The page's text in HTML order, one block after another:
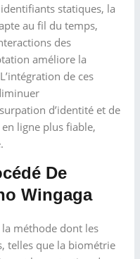
statiques, la
au fil du temps,
des
améliore la
de ces
d’identité et de
ligne plus fiable,
De
Wingaga
méthode dont les
telles que la biométrie